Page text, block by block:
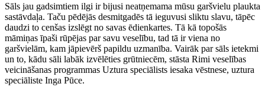
Sāls jau gadsimtiem ilgi ir bijusi neatņemama mūsu garšvielu plaukta
sastāvdaļa. Taču pēdējās desmitgadēs tā ieguvusi sliktu slavu, tāpēc
daudzi to cenšas izslēgt no savas ēdienkartes. Tā kā topošās
māmiņas īpaši rūpējas par savu veselību, tad tā ir viena no
garšvielām, kam jāpievērš papildu uzmanība. Vairāk par sāls ietekmi
un to, kādu sāli labāk izvēlēties grūtniecēm, stāsta Rimi veselības
veicināšanas programmas Uztura speciālists iesaka vēstnese, uztura
speciāliste Inga Pūce.